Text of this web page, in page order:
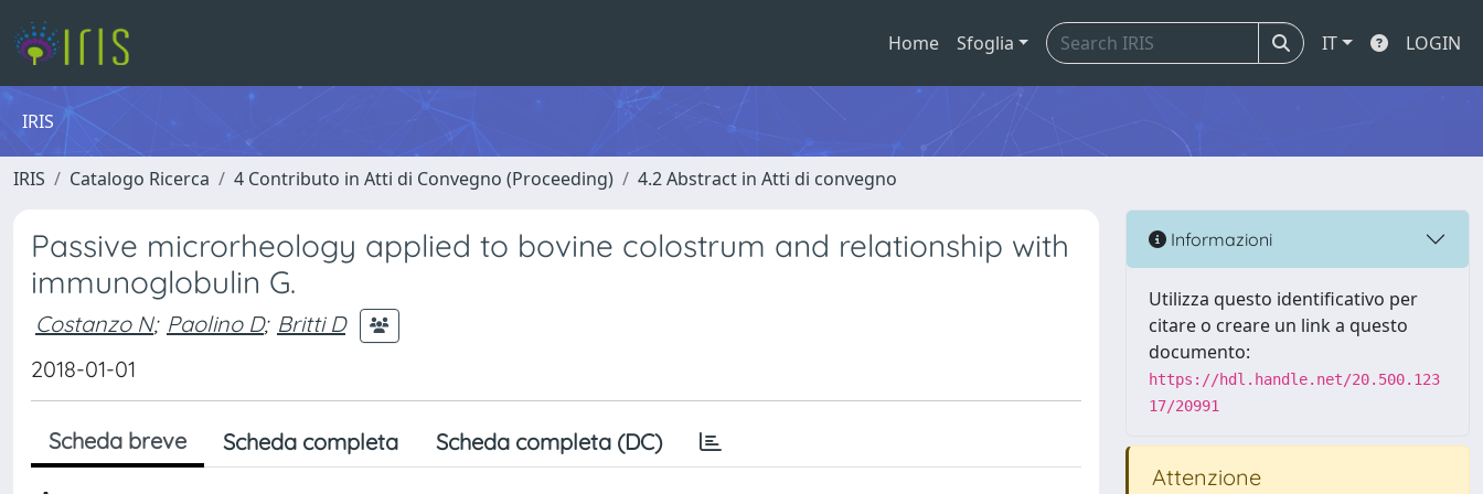
Home Sfoglia IT LOGIN
IRIS
IRIS Catalogo Ricerca 4 Contributo in Atti di Convegno (Proceeding) 4.2 Abstract in Atti di convegno
Passive microrheology applied to bovine colostrum and relationship with
immunoglobulin G.
Costanzo N; Paolino D; Britti D
2018-01-01
Scheda breve Scheda completa Scheda completa (DC)
Informazioni
Utilizza questo identificativo per
citare o creare un link a questo
documento:
https://hdl.handle.net/20.500.123
17/20991
Attenzione